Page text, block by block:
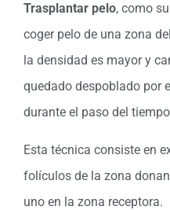
Trasplantar pelo, como
coger pelo de una zona
la densidad es mayor y
quedado despoblado por
durante el paso del
Esta técnica consiste en
folículos de la zona
uno en la zona receptora.